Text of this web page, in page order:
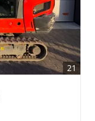
21